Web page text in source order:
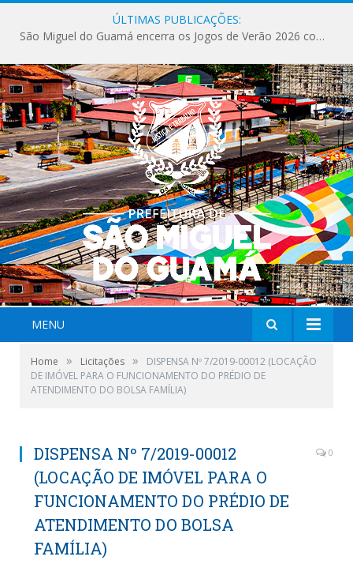
ÚLTIMAS PUBLICAÇÕES:
São Miguel do Guamá encerra os Jogos de Verão 2026 com sucesso de público e competições.
MENU
Home » Licitações »
DISPENSA Nº 7/2019-00012 (LOCAÇÃO
DE IMÓVEL PARA O FUNCIONAMENTO DO PRÉDIO DE
ATENDIMENTO DO BOLSA FAMÍLIA)
DISPENSA Nº 7/2019-00012
(LOCAÇÃO DE IMÓVEL PARA O
FUNCIONAMENTO DO PRÉDIO DE
ATENDIMENTO DO BOLSA
FAMÍLIA)
0